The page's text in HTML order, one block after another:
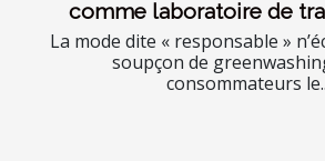
comme laboratoire de
La mode dite « responsable »
soupçon de
consommateurs